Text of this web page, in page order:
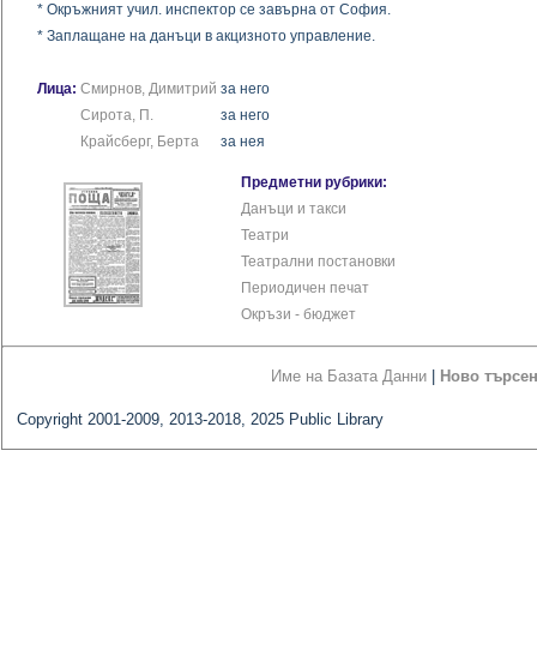
* Окръжният учил. инспектор се завърна от София.
* Заплащане на данъци в акцизното управление.
Лица: Смирнов, Димитрий за него
Сирота, П.
за него
Крайсберг, Берта
за нея
Предметни рубрики:
Данъци и такси
Театри
Театрални постановки
Периодичен печат
Окръзи - бюджет
Име на Базата Данни Ново
Copyright 2001-2009, 2013-2018, 2025 Public Library